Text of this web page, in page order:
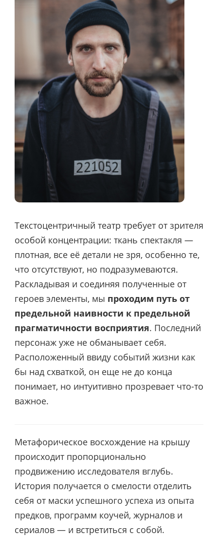
Текстоцентричный театр требует от зрителя
особой концентрации: ткань спектакля —
плотная, все её детали не зря, особенно те,
что отсутствуют, но подразумеваются.
Раскладывая и соединяя полученные от
героев элементы, мы проходим путь от
предельной наивности к предельной
прагматичности восприятия. Последний
персонаж уже не обманывает себя.
Расположенный ввиду событий жизни как
бы над схваткой, он еще не до конца
понимает, но интуитивно прозревает что-то
важное.
Метафорическое восхождение на крышу
происходит пропорционально
продвижению исследователя вглубь.
История получается о смелости отделить
себя от маски успешного успеха из опыта
предков, программ коучей, журналов и
сериалов — и встретиться с собой.